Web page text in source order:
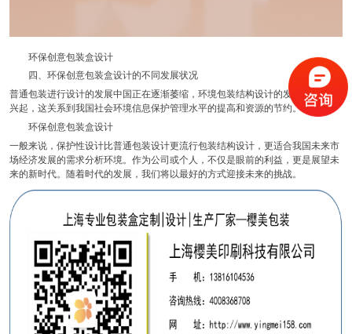
环保创意包装盒设计
四、环保创意包装盒设计的不同发展状况
普通包装进行设计的发展中国正在逐渐萎缩，环境包装结构设计的发展也在逐渐
兴起，这关系到我国社会环境信息保护管理水平的提高和资源的节约。
环保创意包装盒设计
一般来说，保护性设计比普通包装设计更流行包装结构设计，更适合我国未来市
场经济发展的需求分析环境。作为公司或个人，不仅是眼前的利益，更是展望未
来的新时代。随着时代的发展，我们将以最好的方式迎接未来的挑战。